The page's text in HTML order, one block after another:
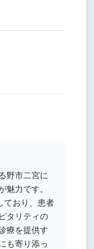
野市二宮に
魅力です。
ており、患者
タリティの
療を提供す
も寄り添っ